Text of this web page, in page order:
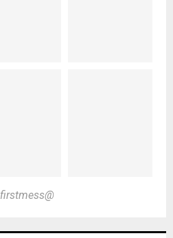
@thefirstmess